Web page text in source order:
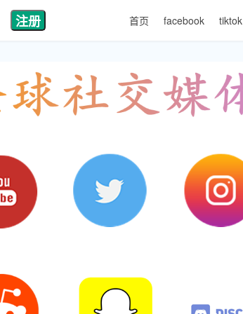
注册 首页 facebook tiktok